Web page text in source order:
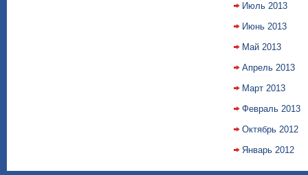
Июль 2013
Июнь 2013
Май 2013
Апрель 2013
Март 2013
Февраль 2013
Октябрь 2012
Январь 2012